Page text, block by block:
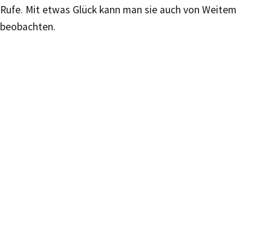
Rufe. Mit etwas Glück kann man sie auch von Weitem
beobachten.